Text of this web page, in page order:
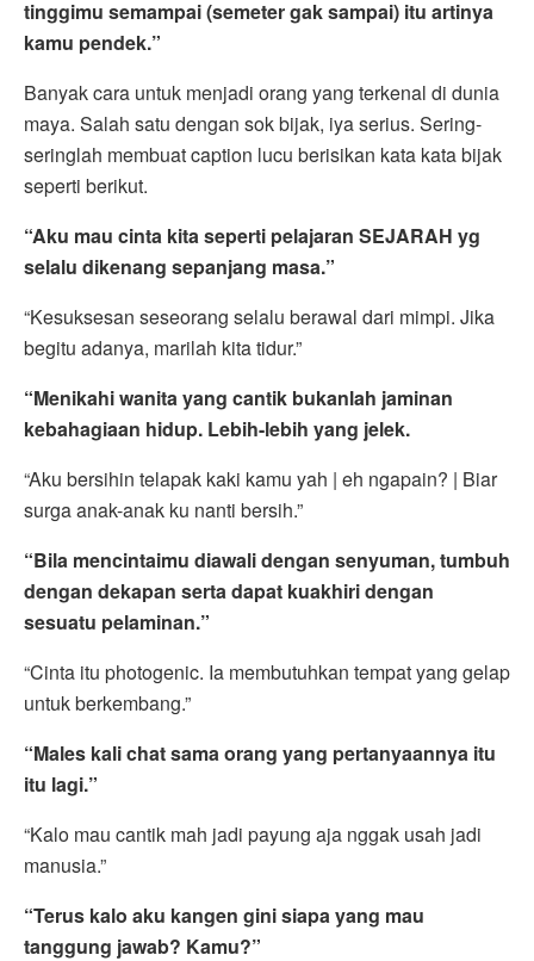
tinggimu semampai (semeter gak sampai) itu artinya
kamu pendek.”
Banyak cara untuk menjadi orang yang terkenal di dunia
maya. Salah satu dengan sok bijak, iya serius. Sering-
seringlah membuat caption lucu berisikan kata kata bijak
seperti berikut.
“Aku mau cinta kita seperti pelajaran SEJARAH yg
selalu dikenang sepanjang masa.”
“Kesuksesan seseorang selalu berawal dari mimpi. Jika
begitu adanya, marilah kita tidur.”
“Menikahi wanita yang cantik bukanlah jaminan
kebahagiaan hidup. Lebih-lebih yang jelek.
“Aku bersihin telapak kaki kamu yah | eh ngapain? | Biar
surga anak-anak ku nanti bersih.”
“Bila mencintaimu diawali dengan senyuman, tumbuh
dengan dekapan serta dapat kuakhiri dengan
sesuatu pelaminan.”
“Cinta itu photogenic. Ia membutuhkan tempat yang gelap
untuk berkembang.”
“Males kali chat sama orang yang pertanyaannya itu
itu lagi.”
“Kalo mau cantik mah jadi payung aja nggak usah jadi
manusia.”
“Terus kalo aku kangen gini siapa yang mau
tanggung jawab? Kamu?”